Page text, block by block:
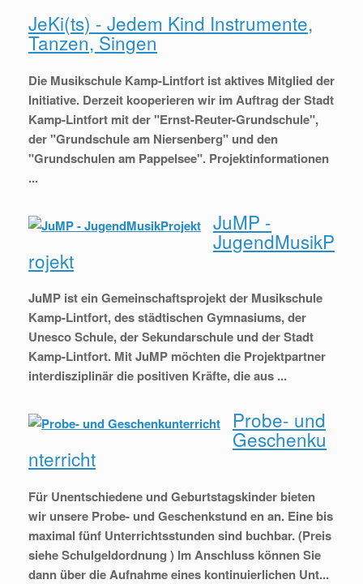
JeKi(ts) - Jedem Kind Instrumente,
Tanzen, Singen
Die Musikschule Kamp-Lintfort ist aktives Mitglied der
Initiative. Derzeit kooperieren wir im Auftrag der Stadt
Kamp-Lintfort mit der "Ernst-Reuter-Grundschule",
der "Grundschule am Niersenberg" und den
"Grundschulen am Pappelsee". Projektinformationen
...
JuMP -
JugendMusikP
rojekt
JuMP ist ein Gemeinschaftsprojekt der Musikschule
Kamp-Lintfort, des städtischen Gymnasiums, der
Unesco Schule, der Sekundarschule und der Stadt
Kamp-Lintfort. Mit JuMP möchten die Projektpartner
interdisziplinär die positiven Kräfte, die aus ...
Probe- und
Geschenku
nterricht
Für Unentschiedene und Geburtstagskinder bieten
wir unsere Probe- und Geschenkstund en an. Eine bis
maximal fünf Unterrichtsstunden sind buchbar. (Preis
siehe Schulgeldordnung ) Im Anschluss können Sie
dann über die Aufnahme eines kontinuierlichen Unt...